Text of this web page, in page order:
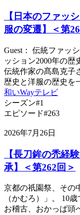
【日本のファッ
服の変遷】＜第
Guest： 伝統ファッ
ッション2000年の歴
伝統作家の髙島克子
歴史と洋服の歴史を
和いWayテレビ
シーズン#1
エピソード#263
2026年7月26日
【長刀鉾の禿経
承】＜第262回＞
京都の祇園祭、その
（かむろ）」。 10
お稽古、おかっぱ頭